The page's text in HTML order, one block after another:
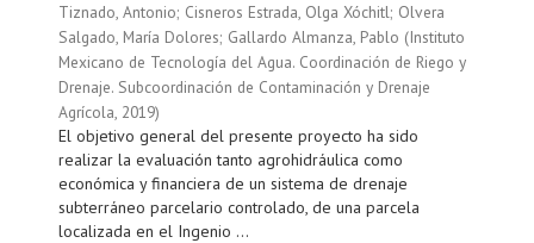
Tiznado, Antonio; Cisneros Estrada, Olga Xóchitl; Olvera
Salgado, María Dolores; Gallardo Almanza, Pablo (Instituto
Mexicano de Tecnología del Agua. Coordinación de Riego y
Drenaje. Subcoordinación de Contaminación y Drenaje
Agrícola, 2019)
El objetivo general del presente proyecto ha sido
realizar la evaluación tanto agrohidráulica como
económica y financiera de un sistema de drenaje
subterráneo parcelario controlado, de una parcela
localizada en el Ingenio ...